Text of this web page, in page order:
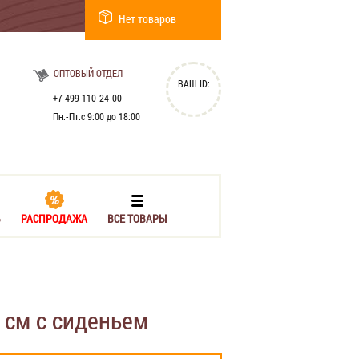
Нет товаров
ОПТОВЫЙ ОТДЕЛ
+7 499 110-24-00
Пн.-Пт.с 9:00 до 18:00
ВАШ ID:
РАСПРОДАЖА ВСЕ ТОВАРЫ
с сиденьем